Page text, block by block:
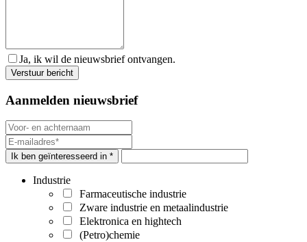
Ja, ik wil de nieuwsbrief ontvangen.
Aanmelden nieuwsbrief
Ik ben geïnteresseerd in *
Industrie
Farmaceutische industrie
Zware industrie en metaalindustrie
Elektronica en hightech
(Petro)chemie